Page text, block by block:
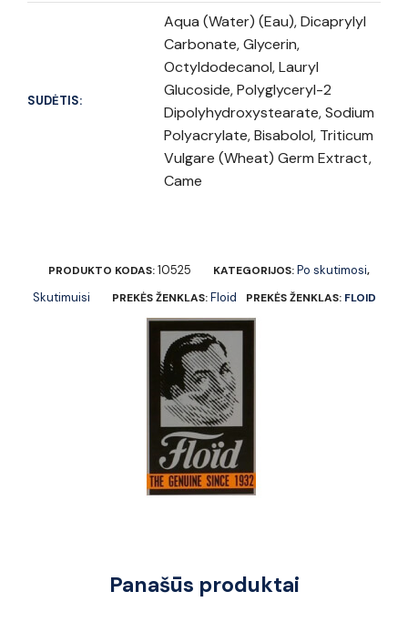
SUDĖTIS:
Aqua (Water) (Eau), Dicaprylyl
Carbonate, Glycerin,
Octyldodecanol, Lauryl
Glucoside, Polyglyceryl-2
Dipolyhydroxystearate, Sodium
Polyacrylate, Bisabolol, Triticum
Vulgare (Wheat) Germ Extract,
Came
PRODUKTO KODAS:10525 KATEGORIJOS:Po skutimosi,
Skutimuisi PREKĖS ŽENKLAS:Floid PREKĖS ŽENKLAS: FLOID
Panašūs produktai